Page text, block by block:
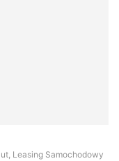
Leasing Samochodowy